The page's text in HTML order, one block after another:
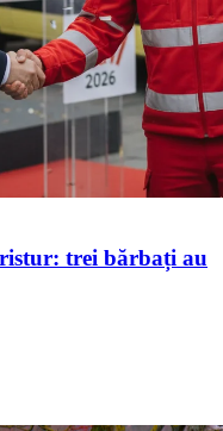
trei bărbați au